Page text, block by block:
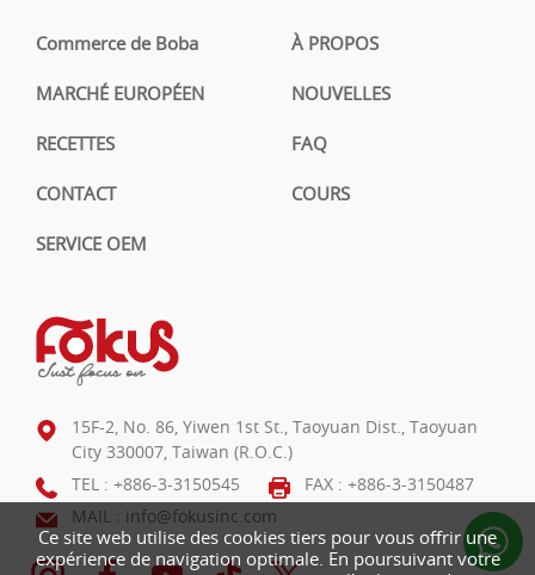
Ce site web utilise des cookies tiers pour vous offrir une
expérience de navigation optimale. En poursuivant votre
Commerce de Boba À PROPOS
MARCHÉ EUROPÉEN NOUVELLES
RECETTES FAQ
CONTACT COURS
SERVICE OEM
15F-2, No. 86, Yiwen 1st St., Taoyuan Dist., Taoyuan
City 330007, Taiwan (R.O.C.)
TEL : +886-3-3150545
FAX : +886-3-3150487
MAIL : info@fokusinc.com